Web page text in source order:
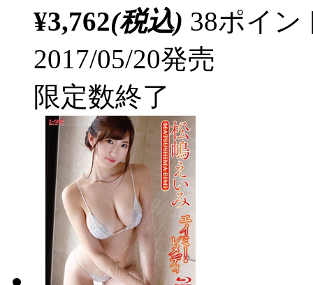
¥3,762(税込) 38ポイ
2017/05/20発売
限定数終了